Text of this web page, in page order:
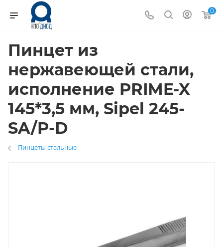
0
Пинцет из
нержавеющей стали,
исполнение PRIME-X
145*3,5 мм, Sipel 245-
SA/P-D
Пинцеты стальные